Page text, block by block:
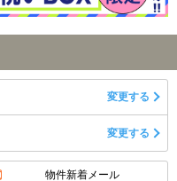
変更する
変更する
物件新着メール